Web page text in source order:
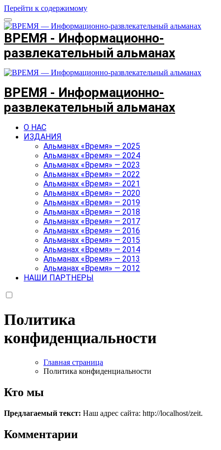
Перейти к содержимому
ВРЕМЯ - Информационно-
развлекательный альманах
ВРЕМЯ - Информационно-
развлекательный альманах
О НАС
ИЗДАНИЯ
Альманах «Время» — 2025
Альманах «Время» — 2024
Альманах «Время» — 2023
Альманах «Время» — 2022
Альманах «Время» — 2021
Альманах «Время» — 2020
Альманах «Время» — 2019
Альманах «Время» — 2018
Альманах «Время» — 2017
Альманах «Время» — 2016
Альманах «Время» — 2015
Альманах «Время» — 2014
Альманах «Время» — 2013
Альманах «Время» — 2012
НАШИ ПАРТНЕРЫ
Политика
конфиденциальности
Главная страница
Политика конфиденциальности
Кто мы
Предлагаемый текст: Наш адрес сайта: http://localhost/zeit.
Комментарии